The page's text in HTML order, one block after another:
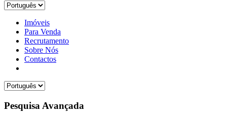
Imóveis
Para Venda
Recrutamento
Sobre Nós
Contactos
Pesquisa Avançada